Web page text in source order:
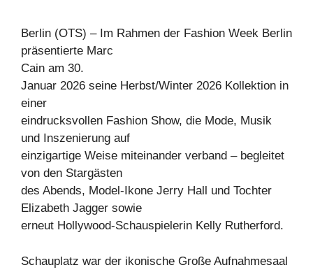
Berlin (OTS) – Im Rahmen der Fashion Week Berlin
präsentierte Marc
Cain am 30.
Januar 2026 seine Herbst/Winter 2026 Kollektion in
einer
eindrucksvollen Fashion Show, die Mode, Musik
und Inszenierung auf
einzigartige Weise miteinander verband – begleitet
von den Stargästen
des Abends, Model-Ikone Jerry Hall und Tochter
Elizabeth Jagger sowie
erneut Hollywood-Schauspielerin Kelly Rutherford.
Schauplatz war der ikonische Große Aufnahmesaal